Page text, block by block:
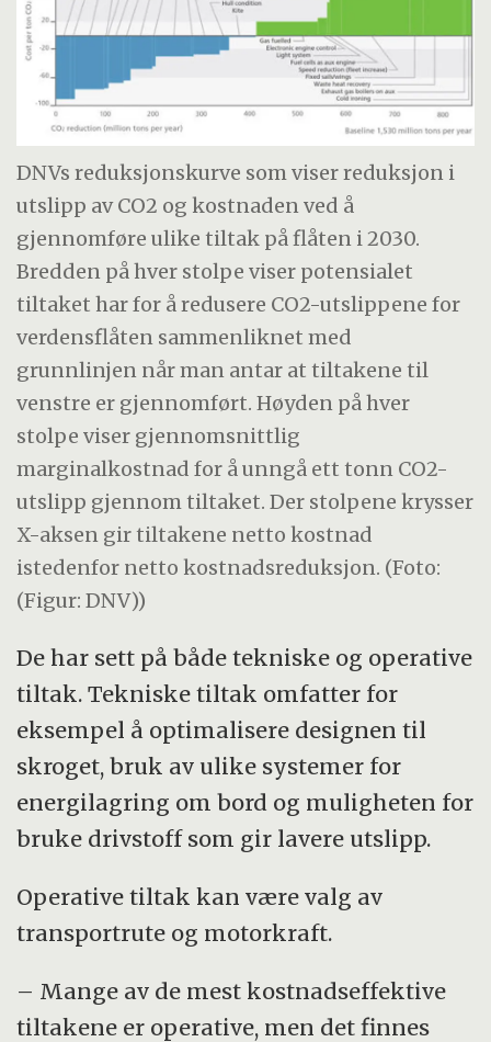
DNVs reduksjonskurve som viser reduksjon i
utslipp av CO2 og kostnaden ved å
gjennomføre ulike tiltak på flåten i 2030.
Bredden på hver stolpe viser potensialet
tiltaket har for å redusere CO2-utslippene for
verdensflåten sammenliknet med
grunnlinjen når man antar at tiltakene til
venstre er gjennomført. Høyden på hver
stolpe viser gjennomsnittlig
marginalkostnad for å unngå ett tonn CO2-
utslipp gjennom tiltaket. Der stolpene krysser
X-aksen gir tiltakene netto kostnad
istedenfor netto kostnadsreduksjon. (Foto:
(Figur: DNV))
De har sett på både tekniske og operative
tiltak. Tekniske tiltak omfatter for
eksempel å optimalisere designen til
skroget, bruk av ulike systemer for
energilagring om bord og muligheten for
bruke drivstoff som gir lavere utslipp.
Operative tiltak kan være valg av
transportrute og motorkraft.
– Mange av de mest kostnadseffektive
tiltakene er operative, men det finnes